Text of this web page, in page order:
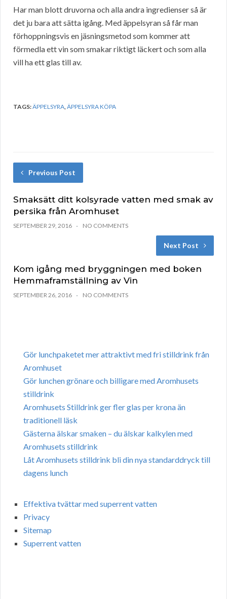
Har man blott druvorna och alla andra ingredienser så är
det ju bara att sätta igång. Med äppelsyran så får man
förhoppningsvis en jäsningsmetod som kommer att
förmedla ett vin som smakar riktigt läckert och som alla
vill ha ett glas till av.
TAGS:ÄPPELSYRA,ÄPPELSYRA KÖPA
Previous Post
Smaksätt ditt kolsyrade vatten med smak av
persika från Aromhuset
SEPTEMBER 29, 2016 NO COMMENTS
Next Post
Kom igång med bryggningen med boken
Hemmaframställning av Vin
SEPTEMBER 26, 2016 NO COMMENTS
Gör lunchpaketet mer attraktivt med fri stilldrink från
Aromhuset
Gör lunchen grönare och billigare med Aromhusets
stilldrink
Aromhusets Stilldrink ger fler glas per krona än
traditionell läsk
Gästerna älskar smaken – du älskar kalkylen med
Aromhusets stilldrink
Låt Aromhusets stilldrink bli din nya standarddryck till
dagens lunch
Effektiva tvättar med superrent vatten
Privacy
Sitemap
Superrent vatten